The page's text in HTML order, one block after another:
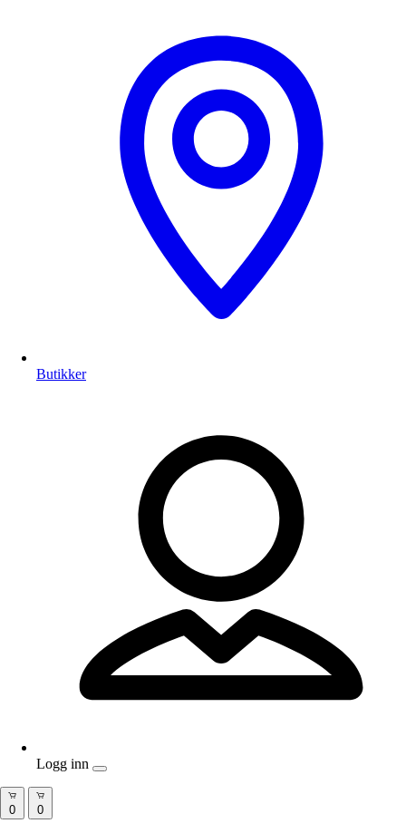
Butikker